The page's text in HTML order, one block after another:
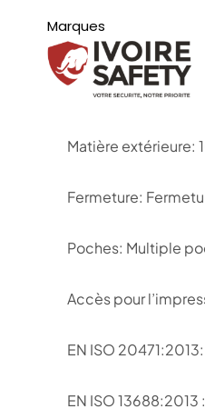
Marques
Matière extérieure:
Fermeture:
Poches: Multiple
Accès pour
EN ISO 20471:2013:
EN ISO